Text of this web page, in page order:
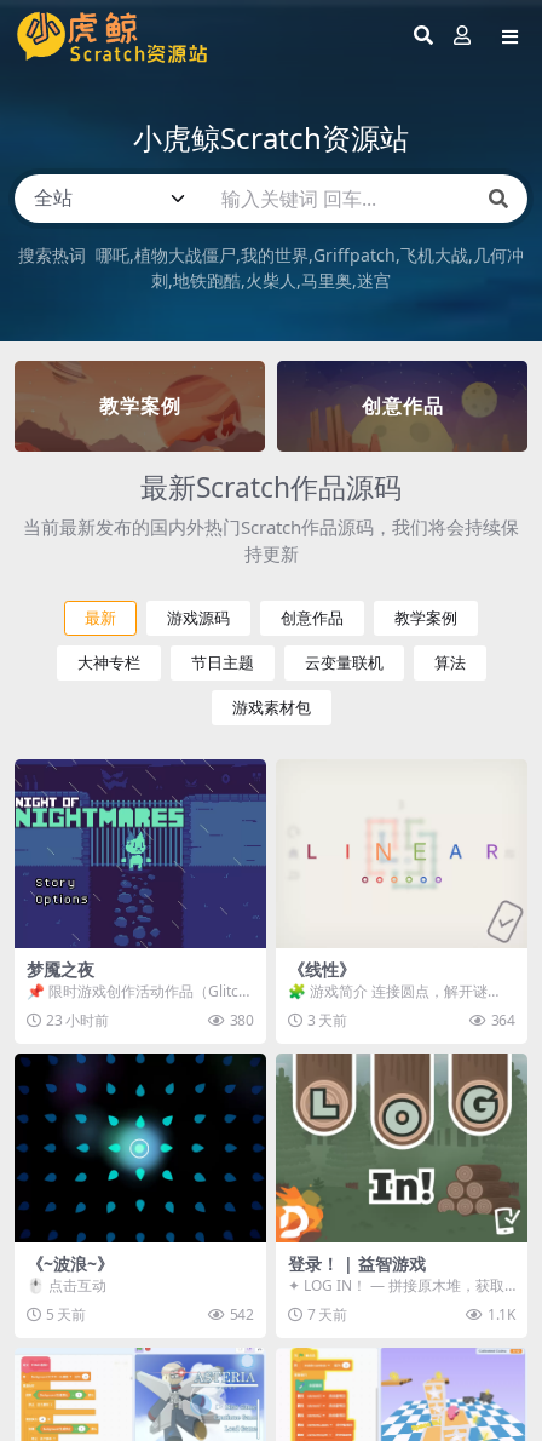
小虎鲸Scratch资源站
搜索热词 哪吒 植物大战僵尸 我的世界 Griffpatch 飞机大战 几何冲
刺 地铁跑酷 火柴人 马里奥 迷宫
教学案例 创意作品
最新Scratch作品源码
当前最新发布的国内外热门Scratch作品源码，我们将会持续保
持更新
最新 游戏源码 创意作品 教学案例
大神专栏 节日主题 云变量联机 算法
游戏素材包
梦魇之夜
📌 限时游戏创作活动作品（Glitch
Game Jam） 📖 故事背景 怪物四...
23 小时前 380
《线性》
🧩 游戏简介 连接圆点，解开谜
题。 ⚠️ 重要提示 所有关卡均可通
关，请确保使用...
3 天前 364
《~波浪~》
🖱️ 点击互动
5 天前
542
登录！ | 益智游戏
✦ LOG IN！ — 拼接原木堆，获取
分数！ ᑕ☲◎ ᑕ☲◎ ᑕ☲◎ ᑕ☲◎ ...
7 天前 1.1K